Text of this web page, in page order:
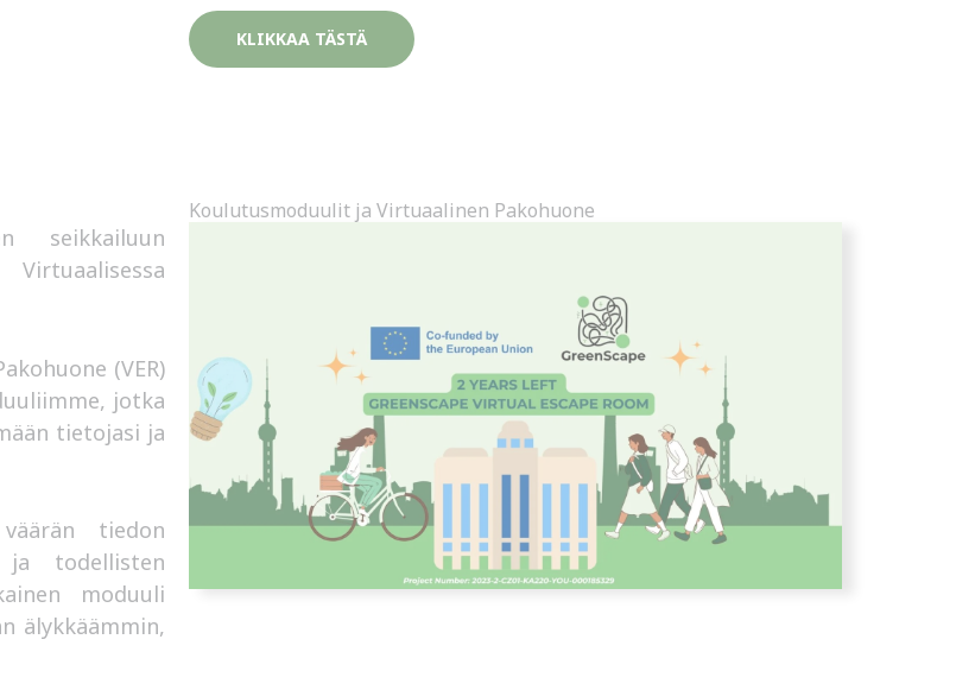
KLIKKAA TÄSTÄ
seikkailuun
(VER)
jotka
tietojasi ja
tiedon
ja todellisten
moduuli
älykkäämmin,
Koulutusmoduulit ja Virtuaalinen Pakohuone